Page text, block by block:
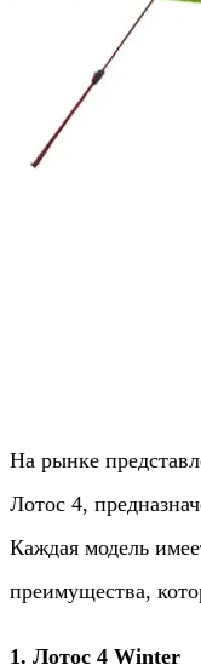
На рынке
Лотос 4,
Каждая модель
преимущества,
1. Лотос 4 Winter